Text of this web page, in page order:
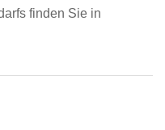
finden Sie in